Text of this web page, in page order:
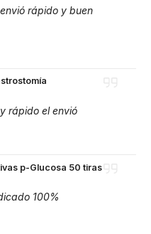
rápido y buen
rápido el envió
p-Glucosa 50 tiras
100%